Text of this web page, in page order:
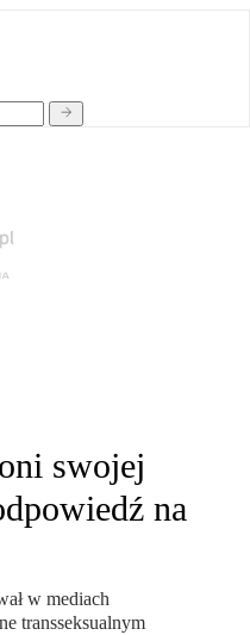
swojej
na
w mediach
transseksualnym